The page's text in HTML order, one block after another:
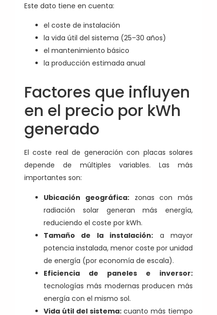
Este dato tiene en cuenta:
el coste de instalación
la vida útil del sistema (25–30 años)
el mantenimiento básico
la producción estimada anual
Factores que influyen
en el precio por kWh
generado
El coste real de generación con placas solares
depende de múltiples variables. Las más
importantes son:
Ubicación geográfica:zonas con más
radiación solar generan más energía,
reduciendo el coste por kWh.
Tamaño de la instalación: a mayor
potencia instalada, menor coste por unidad
de energía (por economía de escala).
Eficiencia de paneles e inversor:
tecnologías más modernas producen más
energía con el mismo sol.
Vida útil del sistema:cuanto más tiempo